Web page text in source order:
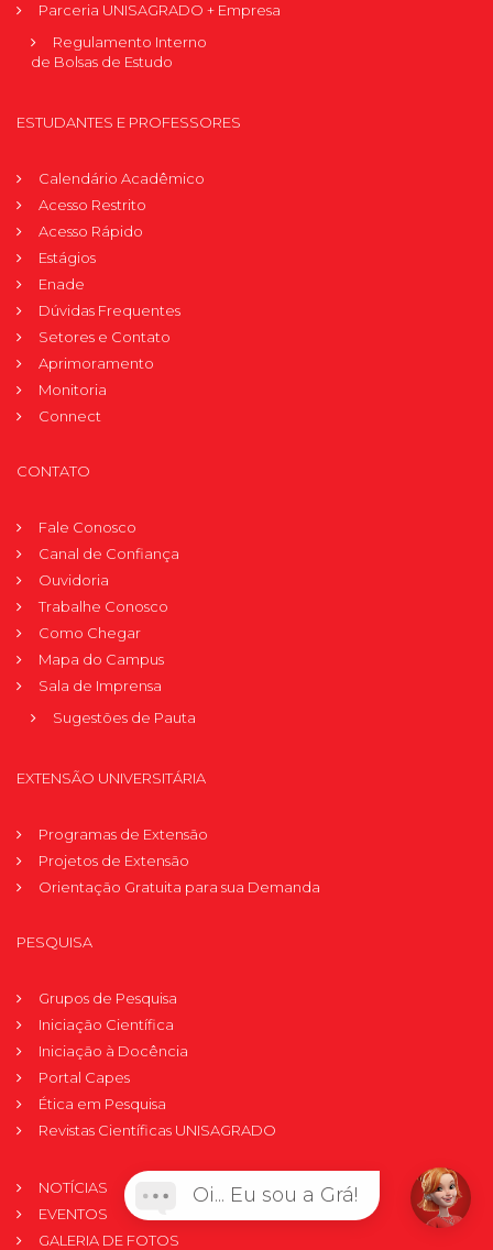
Parceria UNISAGRADO + Empresa
Regulamento Interno
de Bolsas de Estudo
ESTUDANTES E PROFESSORES
Calendário Acadêmico
Acesso Restrito
Acesso Rápido
Estágios
Enade
Dúvidas Frequentes
Setores e Contato
Aprimoramento
Monitoria
Connect
CONTATO
Fale Conosco
Canal de Confiança
Ouvidoria
Trabalhe Conosco
Como Chegar
Mapa do Campus
Sala de Imprensa
Sugestões de Pauta
EXTENSÃO UNIVERSITÁRIA
Programas de Extensão
Projetos de Extensão
Orientação Gratuita para sua Demanda
PESQUISA
Grupos de Pesquisa
Iniciação Científica
Iniciação à Docência
Portal Capes
Ética em Pesquisa
Revistas Científicas UNISAGRADO
NOTÍCIAS
EVENTOS
GALERIA DE FOTOS
Oi... Eu sou a Grá!